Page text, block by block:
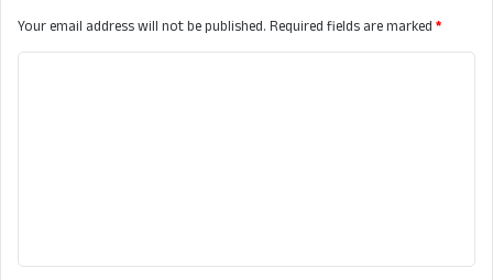
Your email address will not be published.Required fields are marked*
t